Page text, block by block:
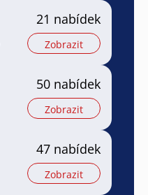
21 nabídek
Zobrazit
50 nabídek
Zobrazit
47 nabídek
Zobrazit